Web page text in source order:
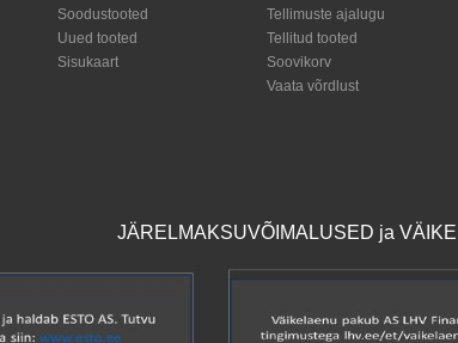
Soodustooted
Uued tooted
Sisukaart
Tellimuste ajalugu
Tellitud tooted
Soovikorv
Vaata võrdlust
JÄRELMAKSUVÕIMALUSED ja